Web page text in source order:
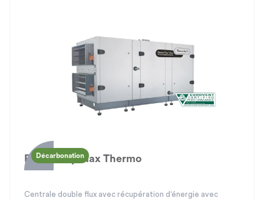
Décarbonation
PowerPlay Max Thermo
Centrale double flux avec récupération d‘énergie avec